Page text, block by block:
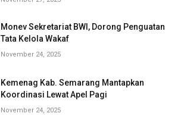
Monev Sekretariat BWI, Dorong Penguatan
Tata Kelola Wakaf
November 24, 2025
Kemenag Kab. Semarang Mantapkan
Koordinasi Lewat Apel Pagi
November 24, 2025